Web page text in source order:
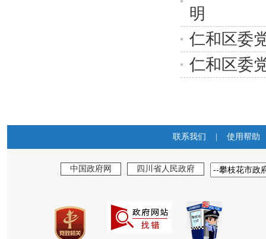
明
仁和区委
仁和区委
联系我们 使用帮助
中国政府网 四川省人民政府